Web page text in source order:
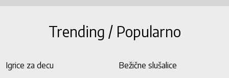
Trending / Popularno
Igrice za decu
Bežične slušalice